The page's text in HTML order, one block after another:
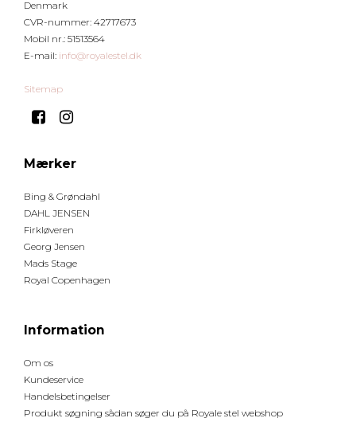
Denmark
CVR-nummer: 42717673
Mobil nr.: 51513564
E-mail: info@royalestel.dk
Sitemap
Mærker
Bing & Grøndahl
DAHL JENSEN
Firkløveren
Georg Jensen
Mads Stage
Royal Copenhagen
Information
Om os
Kundeservice
Handelsbetingelser
Produkt søgning sådan søger du på Royale stel webshop